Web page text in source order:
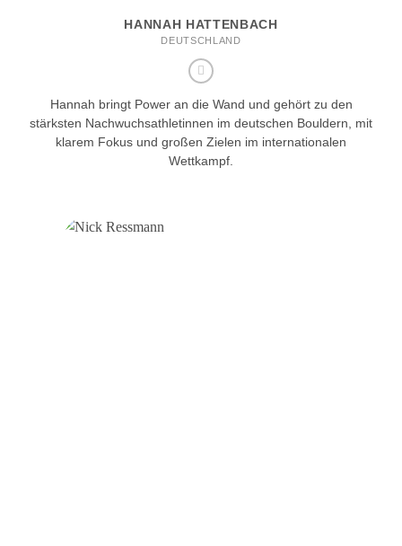
HANNAH HATTENBACH
DEUTSCHLAND
Hannah bringt Power an die Wand und gehört zu den
stärksten Nachwuchsathletinnen im deutschen Bouldern, mit
klarem Fokus und großen Zielen im internationalen
Wettkampf.